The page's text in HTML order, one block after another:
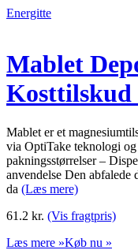
Energitte
Mablet
Kosttilskud
Mablet er et
via OptiTake teknologi
pakningsstørrelser –
anvendelse Den abfalede
da (Læs mere)
61.2 kr. (Vis fragtpris)
Læs mere »Køb nu »